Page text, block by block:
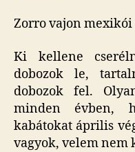
Zorro vajon mexikói
Ki kellene
dobozok le,
dobozok fel.
minden évben,
kabátokat április
vagyok, velem nem